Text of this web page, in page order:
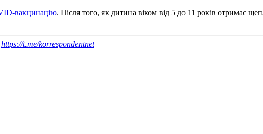
вакцинацію. Після того, як дитина віком від 5 до 11 років отримає
https://t.me/korrespondentnet